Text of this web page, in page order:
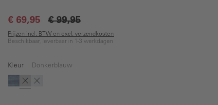
€ 69,95 € 99,95
Prijzen incl. BTW en excl. verzendkosten
Beschikbaar, leverbaar in 1-3 werkdagen
Kleur Donkerblauw
Blauw
(Deze optie is momenteel niet beschikbaar.)
Donkerblauw
(Deze optie is momenteel niet beschikbaar.)
Lichtblauw
(Deze optie is momenteel niet beschikbaar.)